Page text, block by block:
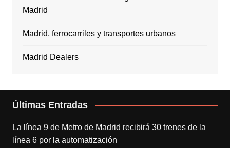
Madrid
Madrid, ferrocarriles y transportes urbanos
Madrid Dealers
Últimas Entradas
La línea 9 de Metro de Madrid recibirá 30 trenes de la
línea 6 por la automatización